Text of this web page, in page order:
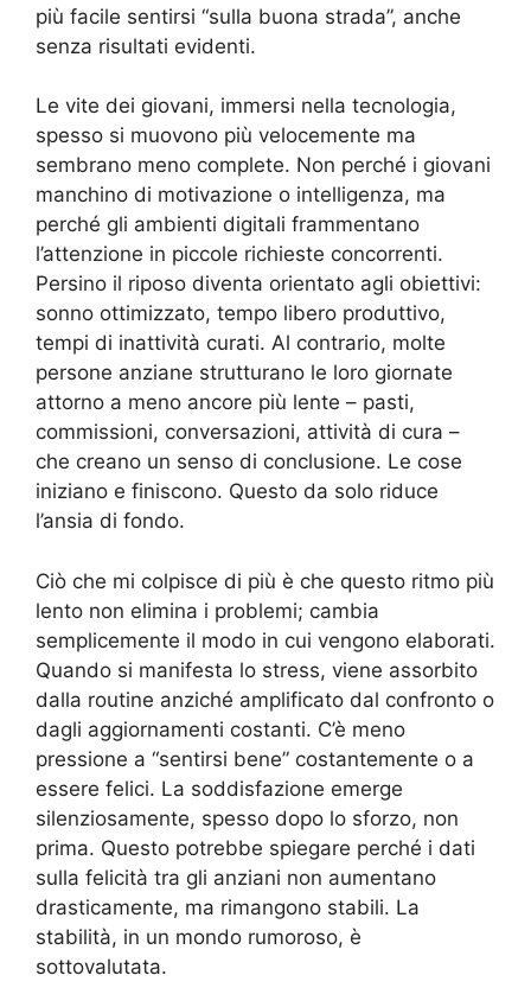
più facile sentirsi “sulla buona strada”, anche
senza risultati evidenti.
Le vite dei giovani, immersi nella tecnologia,
spesso si muovono più velocemente ma
sembrano meno complete. Non perché i giovani
manchino di motivazione o intelligenza, ma
perché gli ambienti digitali frammentano
l’attenzione in piccole richieste concorrenti.
Persino il riposo diventa orientato agli obiettivi:
sonno ottimizzato, tempo libero produttivo,
tempi di inattività curati. Al contrario, molte
persone anziane strutturano le loro giornate
attorno a meno ancore più lente – pasti,
commissioni, conversazioni, attività di cura –
che creano un senso di conclusione. Le cose
iniziano e finiscono. Questo da solo riduce
l’ansia di fondo.
Ciò che mi colpisce di più è che questo ritmo più
lento non elimina i problemi; cambia
semplicemente il modo in cui vengono elaborati.
Quando si manifesta lo stress, viene assorbito
dalla routine anziché amplificato dal confronto o
dagli aggiornamenti costanti. C’è meno
pressione a “sentirsi bene” costantemente o a
essere felici. La soddisfazione emerge
silenziosamente, spesso dopo lo sforzo, non
prima. Questo potrebbe spiegare perché i dati
sulla felicità tra gli anziani non aumentano
drasticamente, ma rimangono stabili. La
stabilità, in un mondo rumoroso, è
sottovalutata.